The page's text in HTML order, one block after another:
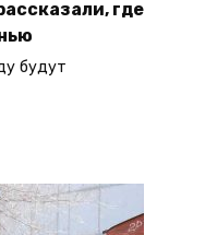
где
будут